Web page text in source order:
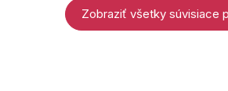
Zobraziť všetky súvisiace